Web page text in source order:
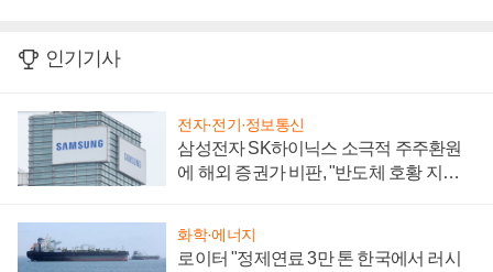
인기기사
전자·전기·정보통신
삼성전자 SK하이닉스 소극적 주주환원
에 해외 증권가 비판, "반도체 호황 지속
화학·에너지
로이터 "정제연료 3만 톤 한국에서 러시